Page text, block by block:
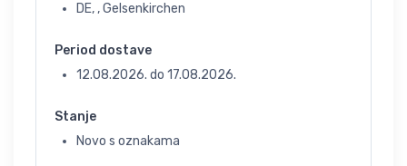
DE, , Gelsenkirchen
Period dostave
12.08.2026. do 17.08.2026.
Stanje
Novo s oznakama